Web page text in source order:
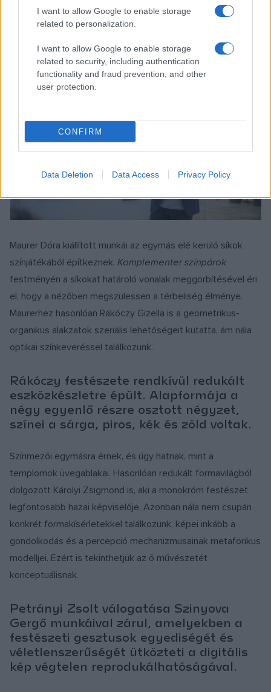
I want to allow Google to enable storage
related to personalization.
I want to allow Google to enable storage
related to security, including authentication
functionality and fraud prevention, and other
user protection.
CONFIRM
Data Deletion Data Access Privacy Policy
ki saját organikus, jelképszerű geometrikus formanyelvét,
amelyben vissza-visszatérő motívumok jelentek meg.
Maurer Dóra kiállított munkái az egymás elé kerülő síkok
színjátékából építkeznek. Komplementer színpárok
festményén a síkokat határoló vonalak meggörbítésével éri
el, hogy a nézőben megszülessen a térbeliség élménye.
Maurerhez hasonlóan Rákóczy Gizella is a geometrikus-
organikus alakzatok szeriális lehetőségeit kutatta, ám nála
optikai színkeveréssel találkozunk.
Rákóczy festészete rendkívül redukált
eszközkészletre épült. Alapformája a
négy egyenlő részre osztott négyzet,
színei a sárga, piros, kék és zöld voltak.
Színmezői egymásra érnek, és úgy hatnak, mint a
templomok üvegablakai. Hasonlóan redukált formavilágból
dolgozott Károlyi Zsigmond is, aki a monokróm festészet
legfontosabb hazai képviselője. Azonban nála nem csupán
konkrét formakísérletekkel találkozunk, képei inkább a
gondolkodás és a percepció mechanizmusainak metaforikus
modelljei. Ezért is tekinthetjük az ő művészetét
konceptuálisnak.
Petrányi Zsolt válogatása Szinyova
Gergő munkáival zárul, amelyekben a
festészeti gesztusok egyediségét és
véletlenszerűségét ütközteti a digitális
kép végtelen reprodukálhatóságával.